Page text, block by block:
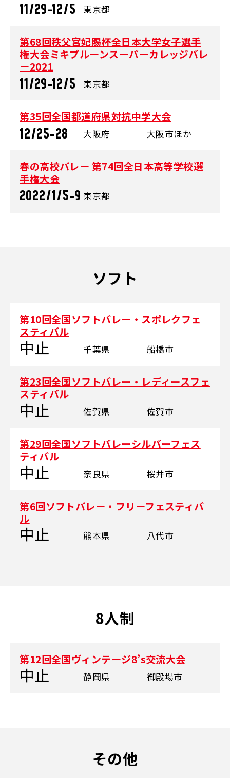
11/29-12/5 東京都
第68回秩父宮妃賜杯全日本大学女子選手
権大会ミキプルーンスーパーカレッジバレ
ー2021
11/29-12/5 東京都
第35回全国都道府県対抗中学大会
12/25-28 大阪府 大阪市ほか
春の高校バレー 第74回全日本高等学校選
手権大会
2022/1/5-9 東京都
ソフト
第10回全国ソフトバレー・スポレクフェ
スティバル
中止 千葉県 船橋市
第23回全国ソフトバレー・レディースフェ
スティバル
中止 佐賀県 佐賀市
第29回全国ソフトバレーシルバーフェス
ティバル
中止 奈良県 桜井市
第6回ソフトバレー・フリーフェスティバ
ル
中止 熊本県 八代市
8人制
第12回全国ヴィンテージ8’s交流大会
中止 静岡県 御殿場市
その他